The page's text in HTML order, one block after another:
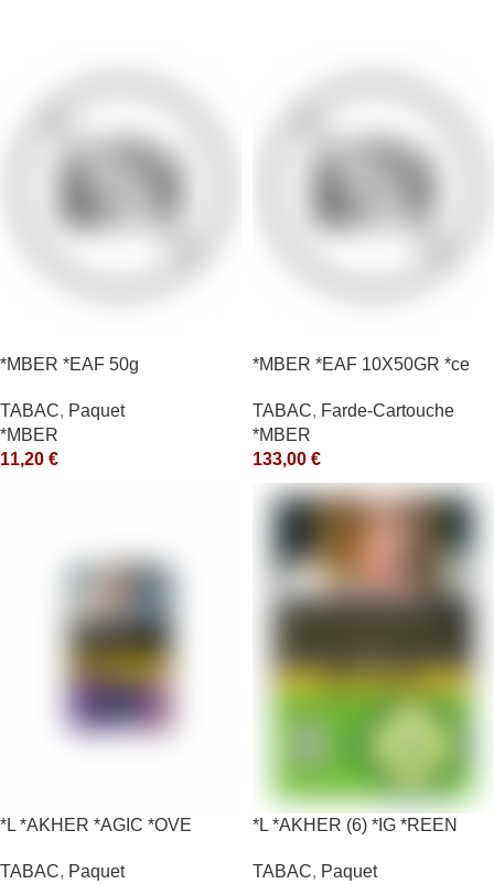
*MBER *EAF 50g
TABAC, Paquet
*MBER
11,20 €
*MBER *EAF 10X50GR *ce
TABAC, Farde-Cartouche
*MBER
133,00 €
*L *AKHER *AGIC *OVE
TABAC, Paquet
*L *AKHER (6) *IG *REEN
TABAC, Paquet